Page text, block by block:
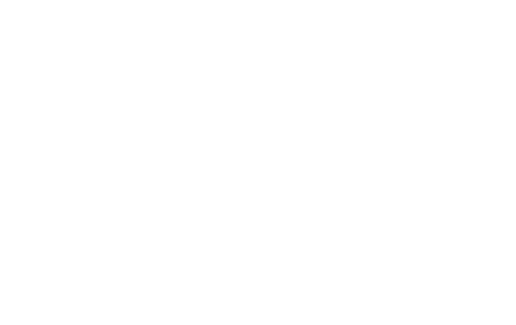
del cuerpo: Manzana, Color: Blanco, Talla: S